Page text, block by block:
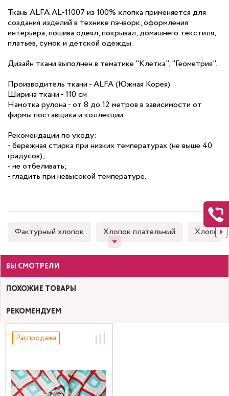
Ткань ALFA AL-11007 из 100% хлопка применяется для
создания изделий в технике пэчворк, оформления
интерьера, пошива одеял, покрывал, домашнего текстиля,
платьев, сумок и детской одежды.
Дизайн ткани выполнен в тематике "Клетка", "Геометрия".
Производитель ткани - ALFA (Южная Корея).
Ширина ткани - 110 см
Намотка рулона - от 8 до 12 метров в зависимости от
фирмы поставщика и коллекции.
Рекомендации по уходу:
- бережная стирка при низких температурах (не выше 40
градусов);
- не отбеливать;
- гладить при невысокой температуре.
Фактурный хлопок Хлопок плательный Хлопок
ВЫ СМОТРЕЛИ
ПОХОЖИЕ ТОВАРЫ
РЕКОМЕНДУЕМ
Распродажа